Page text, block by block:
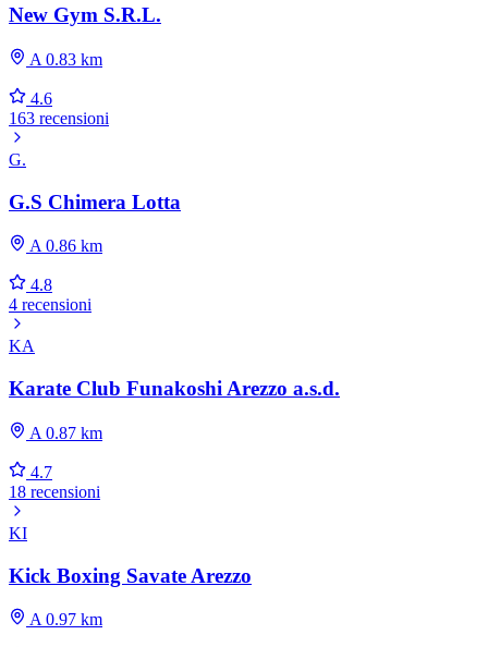
New Gym S.R.L.
A 0.83 km
4.6
163 recensioni
G.
G.S Chimera Lotta
A 0.86 km
4.8
4 recensioni
KA
Karate Club Funakoshi Arezzo a.s.d.
A 0.87 km
4.7
18 recensioni
KI
Kick Boxing Savate Arezzo
A 0.97 km